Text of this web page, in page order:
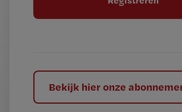
l
Bekijk hier onze